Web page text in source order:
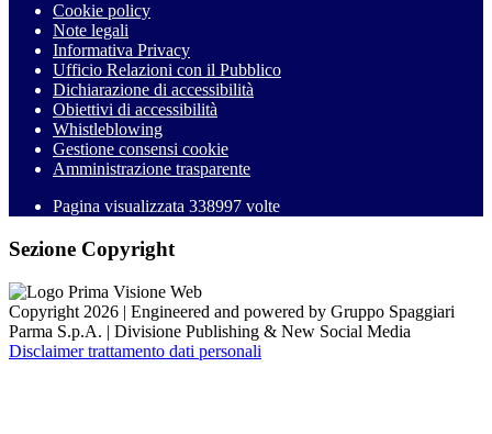
Cookie policy
Note legali
Informativa Privacy
Ufficio Relazioni con il Pubblico
Dichiarazione di accessibilità
Obiettivi di accessibilità
Whistleblowing
Gestione consensi cookie
Amministrazione trasparente
Pagina visualizzata 338997 volte
Sezione Copyright
Copyright 2026 | Engineered and powered by Gruppo Spaggiari
Parma S.p.A. | Divisione Publishing & New Social Media
Disclaimer trattamento dati personali